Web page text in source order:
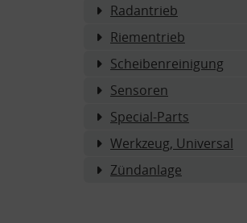
Radantrieb
Riementrieb
Scheibenreinigung
Sensoren
Special-Parts
Werkzeug, Universal
Zündanlage